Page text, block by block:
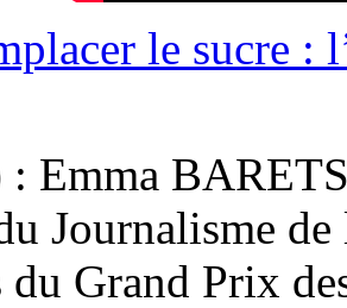
le sucre :
: Emma
Journalisme
Grand Prix